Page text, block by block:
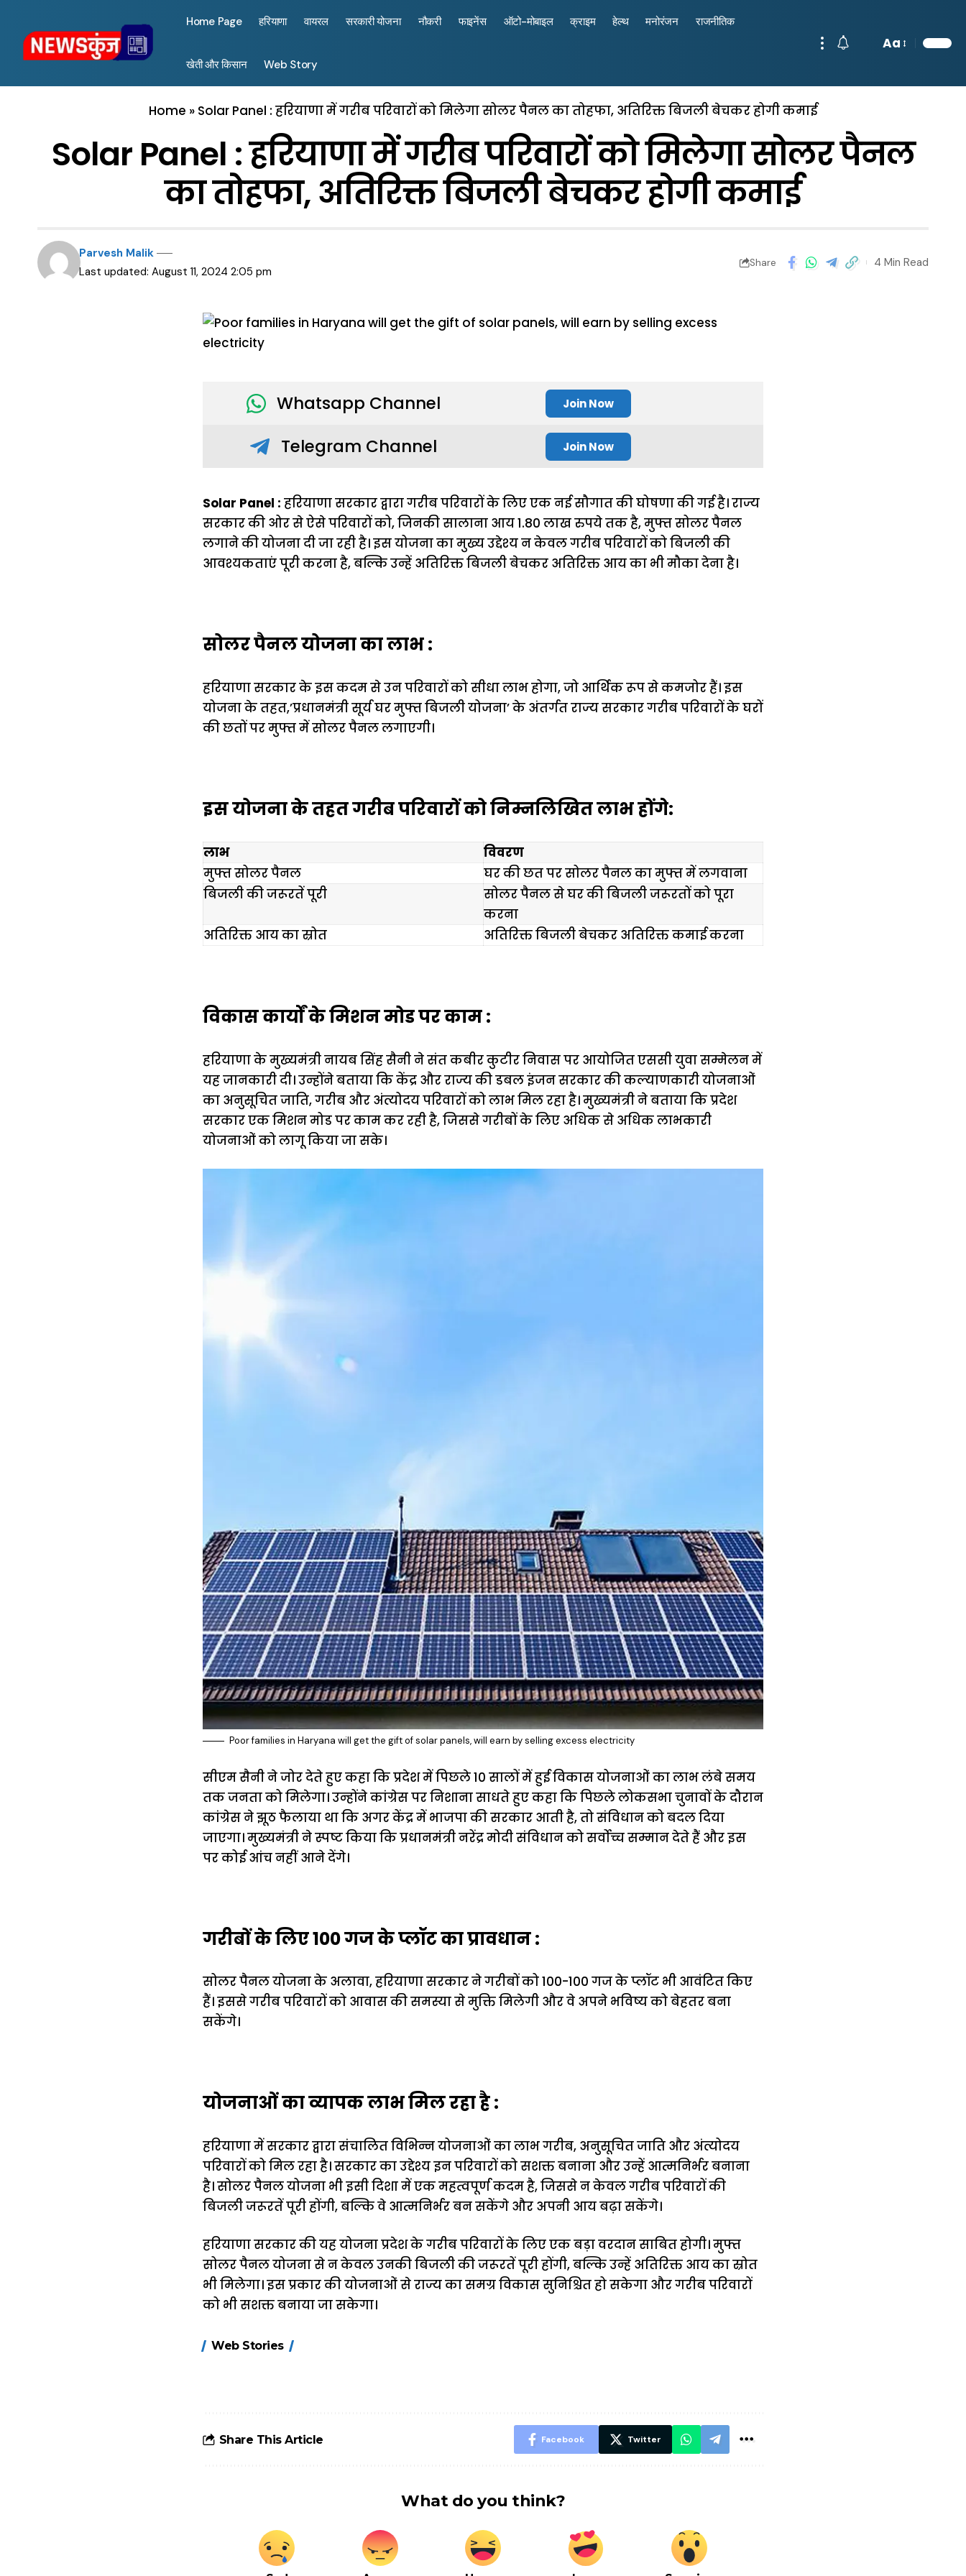
Home Page हरियाणा वायरल सरकारी योजना नौकरी फाइनेंस ऑटो-मोबाइल क्राइम हेल्थ मनोरंजन राजनीतिक
खेती और किसान Web Story
Aa
Home » Solar Panel : हरियाणा में गरीब परिवारों को मिलेगा सोलर पैनल का तोहफा, अतिरिक्त बिजली बेचकर होगी कमाई
Solar Panel : हरियाणा में गरीब परिवारों को मिलेगा सोलर पैनल
का तोहफा, अतिरिक्त बिजली बेचकर होगी कमाई
Last updated: August 11, 2024 2:05 pm
Parvesh Malik
Share 4 Min Read
Whatsapp Channel Join Now
Telegram Channel Join Now
Solar Panel : हरियाणा सरकार द्वारा गरीब परिवारों के लिए एक नई सौगात की घोषणा की गई है। राज्य
सरकार की ओर से ऐसे परिवारों को, जिनकी सालाना आय 1.80 लाख रुपये तक है, मुफ्त सोलर पैनल
लगाने की योजना दी जा रही है। इस योजना का मुख्य उद्देश्य न केवल गरीब परिवारों को बिजली की
आवश्यकताएं पूरी करना है, बल्कि उन्हें अतिरिक्त बिजली बेचकर अतिरिक्त आय का भी मौका देना है।
सोलर पैनल योजना का लाभ :
हरियाणा सरकार के इस कदम से उन परिवारों को सीधा लाभ होगा, जो आर्थिक रूप से कमजोर हैं। इस
योजना के तहत,’प्रधानमंत्री सूर्य घर मुफ्त बिजली योजना’ के अंतर्गत राज्य सरकार गरीब परिवारों के घरों
की छतों पर मुफ्त में सोलर पैनल लगाएगी।
इस योजना के तहत गरीब परिवारों को निम्नलिखित लाभ होंगे:
लाभ
विवरण
मुफ्त सोलर पैनल
घर की छत पर सोलर पैनल का मुफ्त में लगवाना
बिजली की जरूरतें पूरी
सोलर पैनल से घर की बिजली जरूरतों को पूरा
करना
अतिरिक्त आय का स्रोत
अतिरिक्त बिजली बेचकर अतिरिक्त कमाई करना
विकास कार्यों के मिशन मोड पर काम :
हरियाणा के मुख्यमंत्री नायब सिंह सैनी ने संत कबीर कुटीर निवास पर आयोजित एससी युवा सम्मेलन में
यह जानकारी दी। उन्होंने बताया कि केंद्र और राज्य की डबल इंजन सरकार की कल्याणकारी योजनाओं
का अनुसूचित जाति, गरीब और अंत्योदय परिवारों को लाभ मिल रहा है। मुख्यमंत्री ने बताया कि प्रदेश
सरकार एक मिशन मोड पर काम कर रही है, जिससे गरीबों के लिए अधिक से अधिक लाभकारी
योजनाओं को लागू किया जा सके।
Poor families in Haryana will get the gift of solar panels, will earn by selling excess electricity
सीएम सैनी ने जोर देते हुए कहा कि प्रदेश में पिछले 10 सालों में हुई विकास योजनाओं का लाभ लंबे समय
तक जनता को मिलेगा। उन्होंने कांग्रेस पर निशाना साधते हुए कहा कि पिछले लोकसभा चुनावों के दौरान
कांग्रेस ने झूठ फैलाया था कि अगर केंद्र में भाजपा की सरकार आती है, तो संविधान को बदल दिया
जाएगा। मुख्यमंत्री ने स्पष्ट किया कि प्रधानमंत्री नरेंद्र मोदी संविधान को सर्वोच्च सम्मान देते हैं और इस
पर कोई आंच नहीं आने देंगे।
गरीबों के लिए 100 गज के प्लॉट का प्रावधान :
सोलर पैनल योजना के अलावा, हरियाणा सरकार ने गरीबों को 100-100 गज के प्लॉट भी आवंटित किए
हैं। इससे गरीब परिवारों को आवास की समस्या से मुक्ति मिलेगी और वे अपने भविष्य को बेहतर बना
सकेंगे।
योजनाओं का व्यापक लाभ मिल रहा है :
हरियाणा में सरकार द्वारा संचालित विभिन्न योजनाओं का लाभ गरीब, अनुसूचित जाति और अंत्योदय
परिवारों को मिल रहा है। सरकार का उद्देश्य इन परिवारों को सशक्त बनाना और उन्हें आत्मनिर्भर बनाना
है। सोलर पैनल योजना भी इसी दिशा में एक महत्वपूर्ण कदम है, जिससे न केवल गरीब परिवारों की
बिजली जरूरतें पूरी होंगी, बल्कि वे आत्मनिर्भर बन सकेंगे और अपनी आय बढ़ा सकेंगे।
हरियाणा सरकार की यह योजना प्रदेश के गरीब परिवारों के लिए एक बड़ा वरदान साबित होगी। मुफ्त
सोलर पैनल योजना से न केवल उनकी बिजली की जरूरतें पूरी होंगी, बल्कि उन्हें अतिरिक्त आय का स्रोत
भी मिलेगा। इस प्रकार की योजनाओं से राज्य का समग्र विकास सुनिश्चित हो सकेगा और गरीब परिवारों
को भी सशक्त बनाया जा सकेगा।
Web Stories
होंगे FASTag के
आसान ट्रिक्स
निगरानी
Share This Article Facebook Twitter
What do you think?